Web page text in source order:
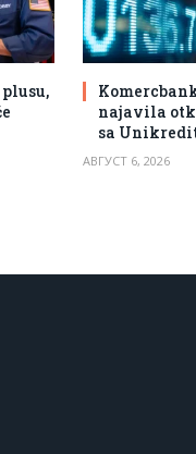
najavila
sa
АВГУСТ 6, 2026